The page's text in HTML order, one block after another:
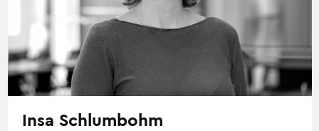
Insa Schlumbohm